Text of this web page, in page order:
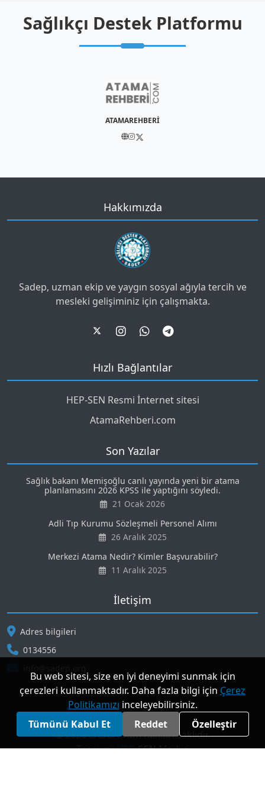
Sağlıkçı Destek Platformu
ATAMAREHBERİ
Hakkımızda
Sadep, uzman ekip ve yaygın sosyal ağıyla tercih ve
mesleki gelişiminiz için çalışmakta.
Hızlı Bağlantılar
HEP-SEN Resmi İnternet sitesi
AtamaRehberi.com
Son Yazılar
Sağlık bakanı Memişoğlu canlı yayında yeni bir atama
planlamasını 2026 KPSS ile yaptığını söyledi.
21 Ocak 2026
Adli Tıp Kurumu Sözleşmeli Personel Alımı
26 Aralık 2025
Merkezi Atama Nedir? Kimler Başvurabilir?
11 Aralık 2025
İletişim
Adres bilgileri
0134556
© 2026 SADEP. Tüm hakları saklıdır.
Tasarım:HEP-SENMedya
Bu web sitesi, size en iyi deneyimi sunmak için
çerezleri kullanmaktadır. Daha fazla bilgi için Çerez
Politikamızı inceleyebilirsiniz.
Tümünü Kabul Et
Reddet Özelleştir